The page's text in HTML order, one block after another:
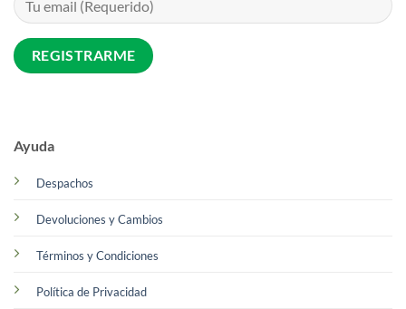
Ayuda
Despachos
Devoluciones y Cambios
Términos y Condiciones
Política de Privacidad